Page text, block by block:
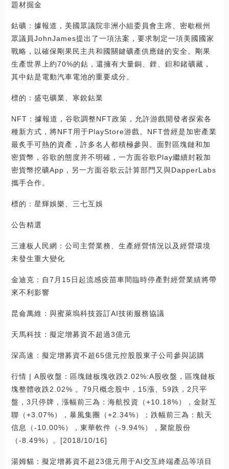
題材掘金
鈷礦：據報道，美國眾議院非洲小組委員會主席、密歇根州
眾議員JohnJames提出了一項法案，要求制定一項美國國家
戰略，以確保剛果民主共和國關鍵礦產供應鏈的安全。剛果
生產世界上約70%的鈷，還擁有大量銅、鋰、鉭和鍺礦藏，
其中鈷是電動汽車電池的重要成分。
標的：盛屯礦業、寒銳鈷業
NFT：據報道，谷歌調整NFT政策，允許游戲開發者探索各
種新方式，將NFT用于PlayStore游戲。NFT曾經是加密產業
最炙手可熱的資產，許多名人都積極參與。面對區塊鏈和加
密貨幣，谷歌的態度并不明確，一方面谷歌Play繼續封殺加
密貨幣挖礦App，另一方面谷歌云計算部門又與DapperLabs
攜手合作。
標的：星輝娛樂、三七互娛
公告精選
三連板人民網：公司主營業務、生產經營情況以及經營環境
未發生重大變化
金迪克：自7月15日起流感疫苗車間臨時停產對經營業績將帶
來不利影響
昆侖萬維：與蜜萊塢科技簽訂AI技術服務協議
天馬科技：擬定增募資不超過3億元
深高速：擬定增募資不超65億元控股股東子公司參與認購
行情 | A股收盤：區塊鏈板塊收跌2.02%:A股收盤，區塊鏈板
塊整體收跌2.02% 。79只概念股中，15漲、59跌，2只平
盤，3只停牌，漲幅前三為：海航投資（+10.18%），金財互
聯（+3.07%），暴風集團（+2.34%）；跌幅前三為：航天
信息（-10.00%），東華軟件（-9.94%），聚龍股份
（-8.49%）。[2018/10/16]
湯姆貓：擬定增募資不超23億元用于AI交互終端產品等項目